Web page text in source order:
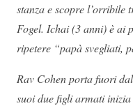
stanza e scopre
Fogel. Ichai (3 anni) è ai
ripetere “papà svegliati,
Rav Cohen porta fuori
suoi due figli armati